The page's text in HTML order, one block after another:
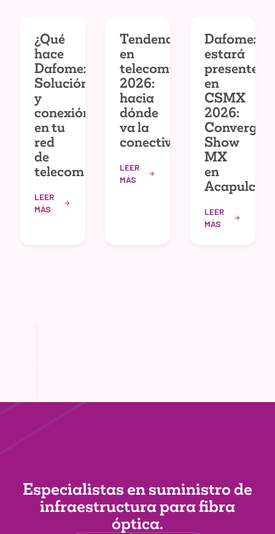
¿Qué
hace
Dafomex?
Solución
y
conexión
en tu
red
de
telecom
LEER
MÁS
Tendencias
en
telecomunicaciones
2026:
hacia
dónde
va la
conectividad
LEER
MÁS
Dafomex
estará
presente
en
CSMX
2026:
Show
MX
en
Acapulco
LEER
MÁS
Especialistas en suministro de
infraestructurapara fibra
óptica.